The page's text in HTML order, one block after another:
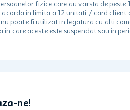
fizice care au varsta de
in limita a 12 unitati / card
poate fi utilizat in legatura cu alti
care aceste este suspendat sau in
ne!